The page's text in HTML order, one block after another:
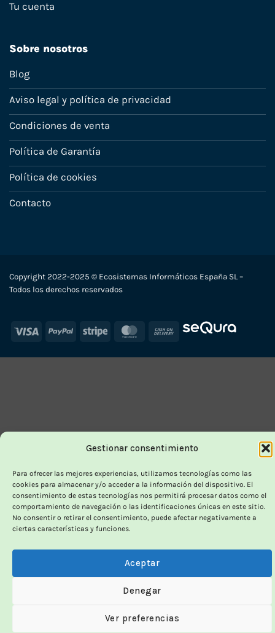
Gestionar consentimiento
Para ofrecer las mejores experiencias, utilizamos tecnologías como las
cookies para almacenar y/o acceder a la información del dispositivo. El
consentimiento de estas tecnologías nos permitirá procesar datos como el
comportamiento de navegación o las identificaciones únicas en este sitio.
No consentir o retirar el consentimiento, puede afectar negativamente a
ciertas características y funciones.
Aceptar
Denegar
Ver preferencias
Tu cuenta
Sobre nosotros
Blog
Aviso legal y política de privacidad
Condiciones de venta
Política de Garantía
Política de cookies
Contacto
Copyright 2022-2025 © Ecosistemas Informáticos España SL –
Todos los derechos reservados
Visa PayPal Stripe MasterCard
Cash